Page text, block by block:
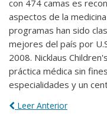
con 474 camas es
aspectos de la
programas han sido
mejores del país por
2008. Nicklaus
práctica médica sin
especialidades y un
Leer Anterior